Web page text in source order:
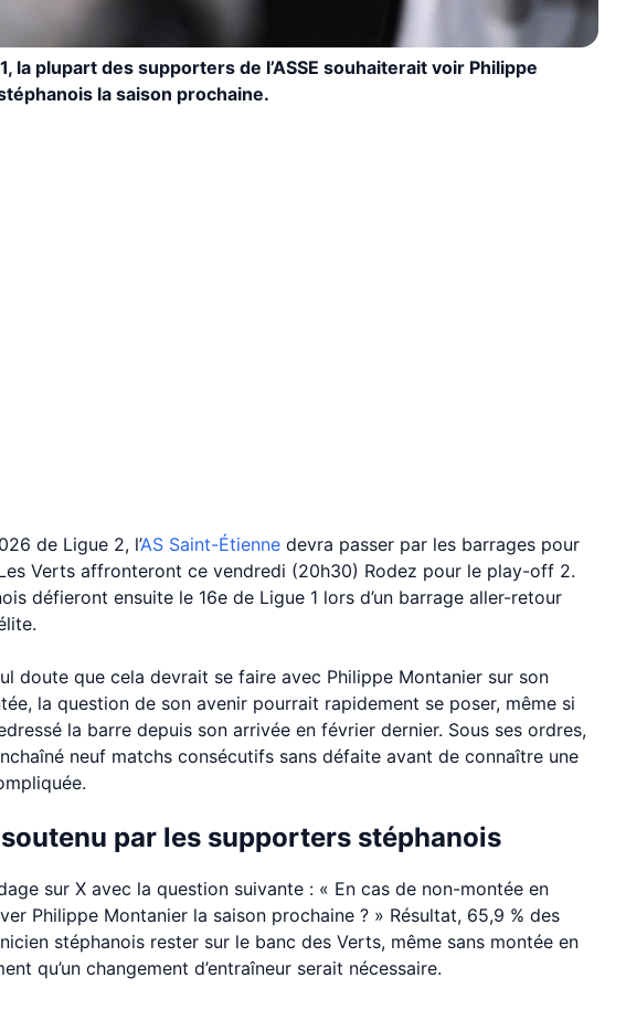
la plupart des supporters de l’ASSE souhaiterait voir Philippe
la saison prochaine.
de Ligue 2, l’AS Saint-Étienne devra passer par les barrages pour
Verts affronteront ce vendredi (20h30) Rodez pour le play-off 2.
défieront ensuite le 16e de Ligue 1 lors d’un barrage aller-retour
doute que cela devrait se faire avec Philippe Montanier sur son
la question de son avenir pourrait rapidement se poser, même si
la barre depuis son arrivée en février dernier. Sous ses ordres,
neuf matchs consécutifs sans défaite avant de connaître une
par les supporters stéphanois
sur X avec la question suivante : « En cas de non-montée en
Philippe Montanier la saison prochaine ? » Résultat, 65,9 % des
stéphanois rester sur le banc des Verts, même sans montée en
qu’un changement d’entraîneur serait nécessaire.